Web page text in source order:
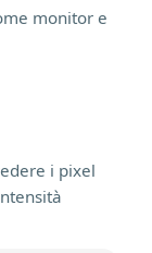
monitor e
i pixel